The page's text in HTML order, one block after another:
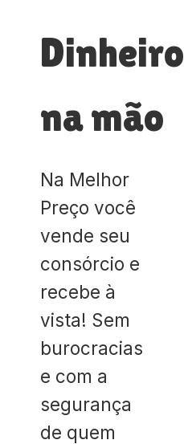
Dinheiro
na mão
Na Melhor
Preço você
vende seu
consórcio e
recebe à
vista! Sem
burocracias
e com a
segurança
de quem